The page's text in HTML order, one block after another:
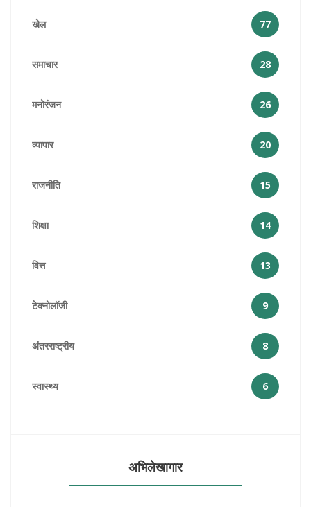
खेल 77
समाचार 28
मनोरंजन 26
व्यापार 20
राजनीति 15
शिक्षा 14
वित्त 13
टेक्नोलॉजी 9
अंतरराष्ट्रीय 8
स्वास्थ्य 6
अभिलेखागार